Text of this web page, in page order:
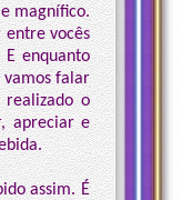
magnífico.
entre vocês
enquanto
vamos falar
realizado o
apreciar e
assim. É